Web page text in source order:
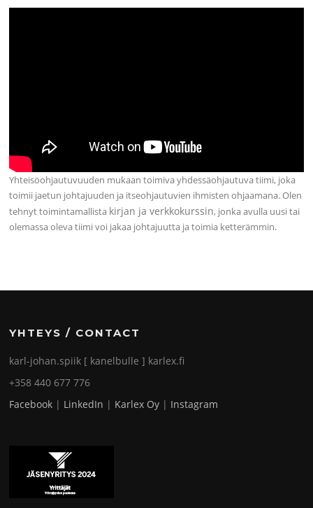
Yhteisöohjautuvuuden mukaan toimiva yhdessäohjautuva tiimi, joka
toimii jaetun johtajuuden ja itseohjautuvien ihmisten ohjaamana. Olen
tehnyt toimintamallista kirjan ja verkkokurssin, jonka avulla uusi tai
olemassa oleva tiimi voi jakaa johtajuutta ja toimia ketterämmin.
YHTEYS / CONTACT
karl-johan.spiik [ kanelbulle ] karlex.fi
+358 440 677 776
Facebook | LinkedIn | Karlex Oy | Instagram